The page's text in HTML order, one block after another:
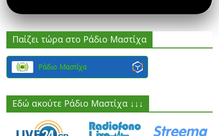
Παίζει τώρα στο Ράδιο Μαστίχα
Ράδιο Μαστίχα
Εδώ ακούτε Ράδιο Μαστίχα ↓↓↓